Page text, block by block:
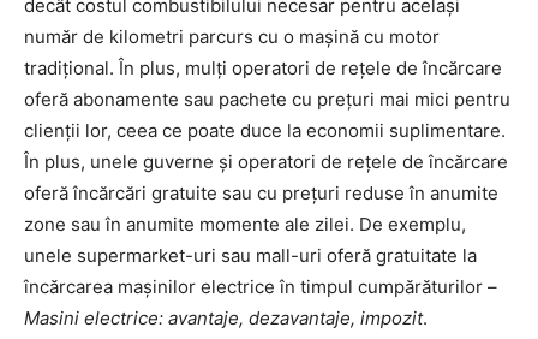
decât costul combustibilului necesar pentru același
număr de kilometri parcurs cu o mașină cu motor
tradițional. În plus, mulți operatori de rețele de încărcare
oferă abonamente sau pachete cu prețuri mai mici pentru
clienții lor, ceea ce poate duce la economii suplimentare.
În plus, unele guverne și operatori de rețele de încărcare
oferă încărcări gratuite sau cu prețuri reduse în anumite
zone sau în anumite momente ale zilei. De exemplu,
unele supermarket-uri sau mall-uri oferă gratuitate la
încărcarea mașinilor electrice în timpul cumpărăturilor –
Masini electrice: avantaje, dezavantaje, impozit.